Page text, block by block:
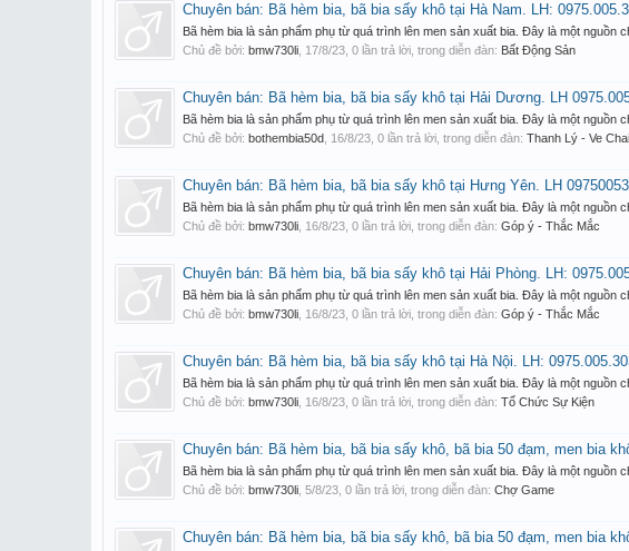
Chuyên bán: Bã hèm bia, bã bia sấy khô tại Hà Nam. LH:
Bã hèm bia là sản phẩm phụ từ quá trình lên men sản xuất bia. Đây là một nguồn
Chủ đề bởi: bmw730li 17/8/23 , 0 lần trả lời, trong diễn đàn: Bất Động Sản
Chuyên bán: Bã hèm bia, bã bia sấy khô tại Hải Dương. LH
Bã hèm bia là sản phẩm phụ từ quá trình lên men sản xuất bia. Đây là một nguồn
Chủ đề bởi: bothembia50d 16/8/23 , 0 lần trả lời, trong diễn đàn: Thanh Lý - Ve
Chuyên bán: Bã hèm bia, bã bia sấy khô tại Hưng Yên. LH
Bã hèm bia là sản phẩm phụ từ quá trình lên men sản xuất bia. Đây là một nguồn
Chủ đề bởi: bmw730li 16/8/23 , 0 lần trả lời, trong diễn đàn: Góp ý - Thắc Mắc
Chuyên bán: Bã hèm bia, bã bia sấy khô tại Hải Phòng. LH:
Bã hèm bia là sản phẩm phụ từ quá trình lên men sản xuất bia. Đây là một nguồn
Chủ đề bởi: bmw730li 16/8/23 , 0 lần trả lời, trong diễn đàn: Góp ý - Thắc Mắc
Chuyên bán: Bã hèm bia, bã bia sấy khô tại Hà Nội. LH:
Bã hèm bia là sản phẩm phụ từ quá trình lên men sản xuất bia. Đây là một nguồn
Chủ đề bởi: bmw730li 16/8/23 , 0 lần trả lời, trong diễn đàn: Tổ Chức Sự Kiện
Chuyên bán: Bã hèm bia, bã bia sấy khô, bã bia 50 đạm, men bia
Bã hèm bia là sản phẩm phụ từ quá trình lên men sản xuất bia. Đây là một nguồn
Chủ đề bởi: bmw730li 5/8/23 , 0 lần trả lời, trong diễn đàn: Chợ Game
Chuyên bán: Bã hèm bia, bã bia sấy khô, bã bia 50 đạm, men bia